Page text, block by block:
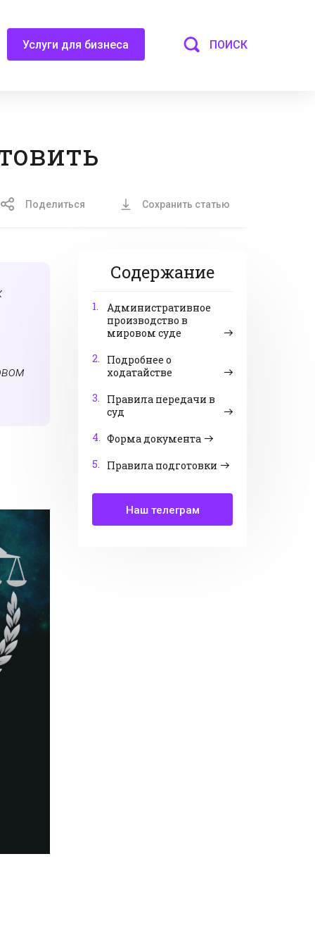
Услуги для бизнеса ПОИСК
Поделиться Сохранить статью
Содержание
1.
Административное
производство в
мировом суде
2.
Подробнее о
ходатайстве
3.
Правила передачи в
суд
4. Форма документа
5.
Правила подготовки
Наш телеграм